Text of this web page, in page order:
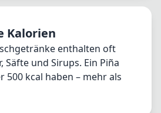
Kalorien
enthalten oft
Säfte und Sirups. Ein Piña
500 kcal haben – mehr als